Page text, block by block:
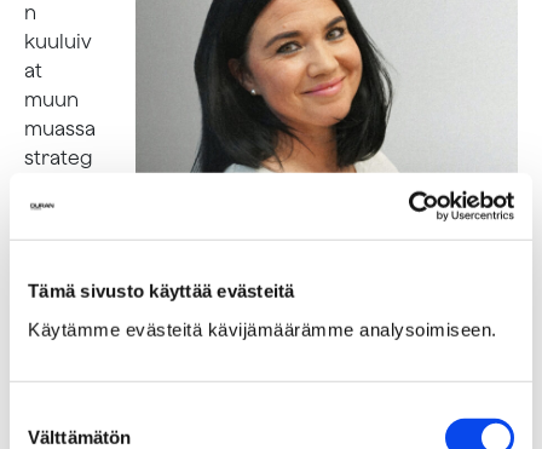
Tämä sivusto käyttää evästeitä
Käytämme evästeitä kävijämäärämme analysoimiseen.
valinta
Välttämätön
n
kuuluiv
at
muun
muassa
strateg
brändit
yöt,
tiimien
vetämi
sekä